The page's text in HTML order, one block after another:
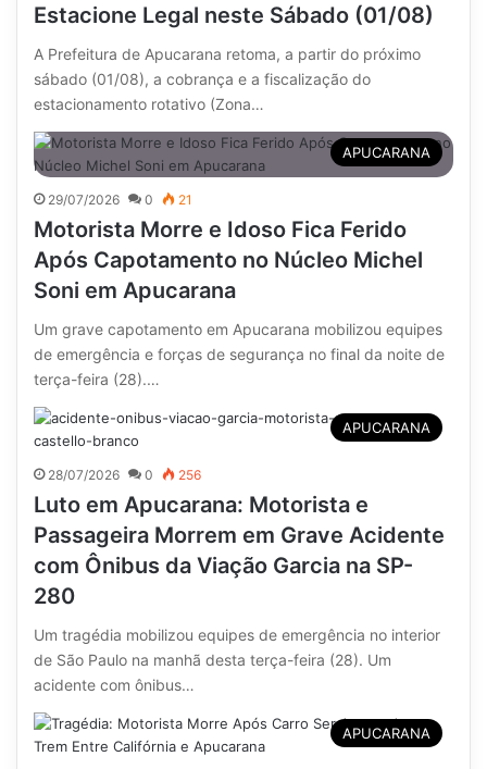
Estacione Legal neste Sábado (01/08)
A Prefeitura de Apucarana retoma, a partir do próximo
sábado (01/08), a cobrança e a fiscalização do
estacionamento rotativo (Zona…
APUCARANA
29/07/2026 0 21
Motorista Morre e Idoso Fica Ferido
Após Capotamento no Núcleo Michel
Soni em Apucarana
Um grave capotamento em Apucarana mobilizou equipes
de emergência e forças de segurança no final da noite de
terça-feira (28).…
APUCARANA
28/07/2026 0 256
Luto em Apucarana: Motorista e
Passageira Morrem em Grave Acidente
com Ônibus da Viação Garcia na SP-
280
Um tragédia mobilizou equipes de emergência no interior
de São Paulo na manhã desta terça-feira (28). Um
acidente com ônibus…
APUCARANA